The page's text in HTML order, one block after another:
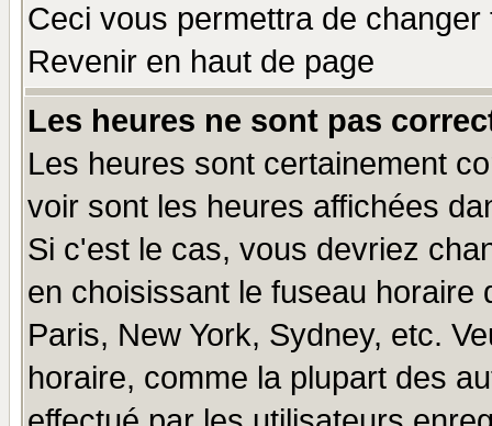
Ceci vous permettra de
Revenir en haut de page
Les heures ne sont pas
Les heures sont certainement
voir sont les heures affichées
Si c'est le cas, vous devriez
en choisissant le fuseau
Paris, New York, Sydney, etc.
horaire, comme la plupart des